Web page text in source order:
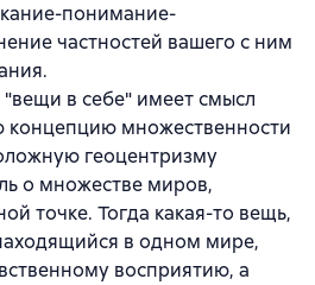
понимание-
частностей вашего с ним
в себе" имеет смысл
концепцию множественности
геоцентризму
о множестве миров,
точке. Тогда какая-то вещь,
в одном мире,
восприятию, а